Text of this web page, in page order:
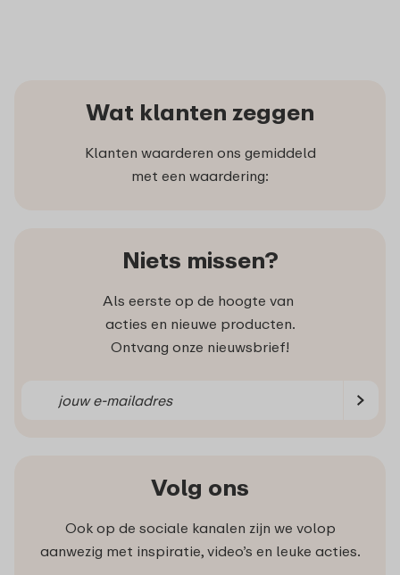
Wat klanten zeggen
Klanten waarderen ons gemiddeld
met een waardering:
Niets missen?
Als eerste op de hoogte van
acties en nieuwe producten.
Ontvang onze nieuwsbrief!
Volg ons
Ook op de sociale kanalen zijn we volop
aanwezig met inspiratie, video’s en leuke acties.